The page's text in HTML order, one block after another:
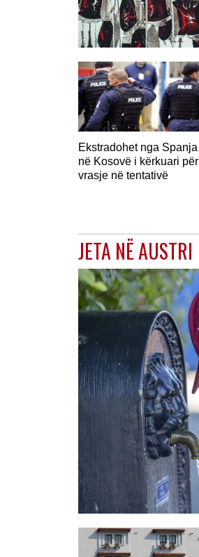
Ekstradohet nga Spanja
në Kosovë i kërkuari për
vrasje në tentativë
JETA NË AUSTRI